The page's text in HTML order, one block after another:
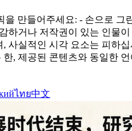
만들어주세요: - 손으로
거나 저작권이 있는 인물
실적인 시각 요소는 피하
, 제공된 콘텐츠와 동일한
ไทย中文